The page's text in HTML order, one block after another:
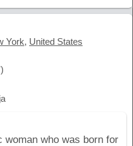
York, United States
woman who was born for